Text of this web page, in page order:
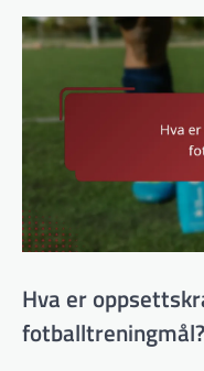
Hva er
fotballtreningmål?